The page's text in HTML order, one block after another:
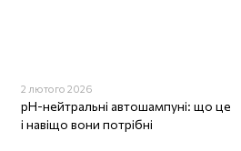
2 лютого 2026
pH-нейтральні автошампуні: що це
і навіщо вони потрібні